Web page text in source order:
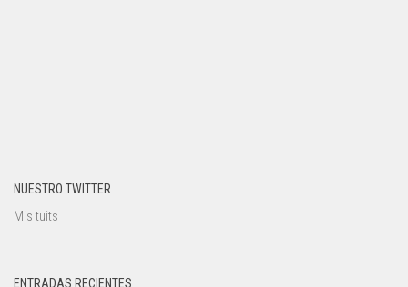
NUESTRO TWITTER
Mis tuits
ENTRADAS RECIENTES